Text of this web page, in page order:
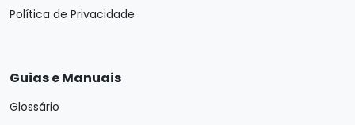
Política de Privacidade
Guias e Manuais
Glossário